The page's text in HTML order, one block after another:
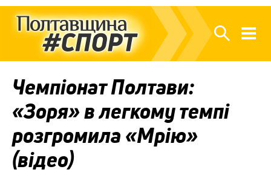
Чемпіонат Полтави:
«Зоря» в легкому темпі
розгромила «Мрію»
(відео)